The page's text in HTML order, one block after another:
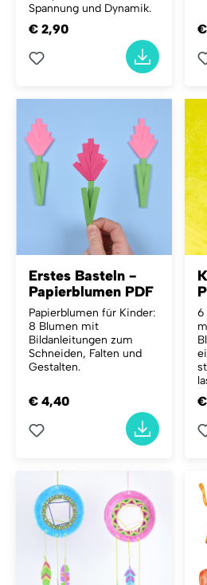
Spannung und Dynamik.
€ 2,90
Erstes Basteln -
Papierblumen PDF
Papierblumen für Kinder:
8 Blumen mit
Bildanleitungen zum
Schneiden, Falten und
Gestalten.
€ 4,40
6